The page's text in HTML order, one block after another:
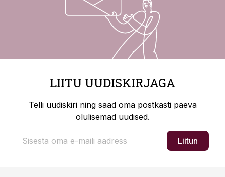
LIITU UUDISKIRJAGA
Telli uudiskiri ning saad oma postkasti päeva
olulisemad uudised.
Liitun